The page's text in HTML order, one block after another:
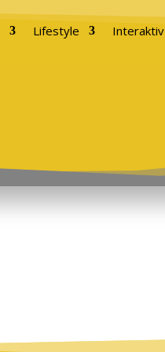
Lifestyle
Interaktiv